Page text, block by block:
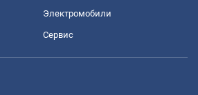
Электромобили
Сервис